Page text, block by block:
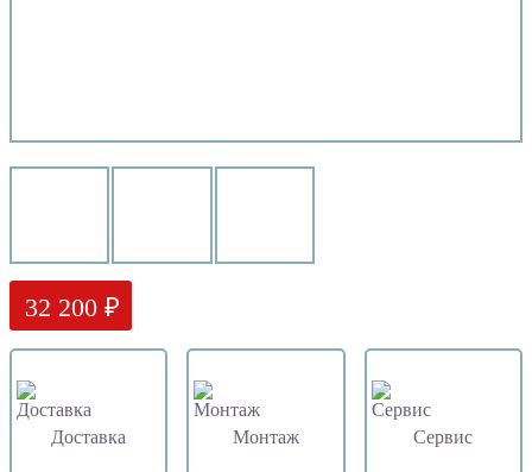
32 200 ₽
Доставка Монтаж Сервис